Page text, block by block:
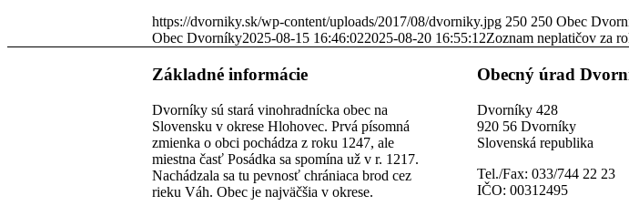
https://dvorniky.sk/wp-content/uploads/2017/08/dvorniky.jpg 250 250 Obec
Obec Dvorníky2025-08-15 16:46:022025-08-20 16:55:12Zoznam neplatičov za
Základné informácie
Dvorníky sú stará vinohradnícka obec na
Slovensku v okrese Hlohovec. Prvá písomná
zmienka o obci pochádza z roku 1247, ale
miestna časť Posádka sa spomína už v r. 1217.
Nachádzala sa tu pevnosť chrániaca brod cez
rieku Váh. Obec je najväčšia v okrese.
Obecný úrad
Dvorníky 428
920 56 Dvorníky
Slovenská republika
Tel./Fax: 033/744 22 23
IČO: 00312495